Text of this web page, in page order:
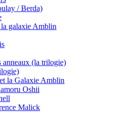
/ Berda)
galaxie Amblin
anneaux (la trilogie)
la Galaxie Amblin
Oshii
Malick